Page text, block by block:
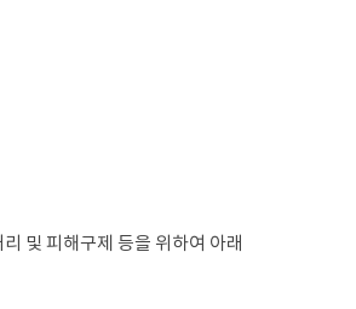
및 피해구제 등을 위하여 아래